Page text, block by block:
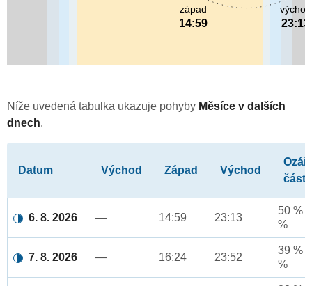
východ
23:13
západ
14:59
Níže uvedená tabulka ukazuje pohyby Měsíce v dalších
dnech.
Datum Východ Západ Východ
část
6. 8. 2026 — 14:59 23:13
50 %
%
7. 8. 2026 — 16:24 23:52
39 %
%